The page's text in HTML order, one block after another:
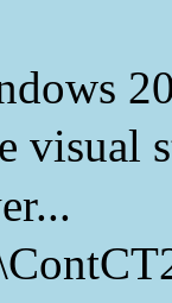
visual